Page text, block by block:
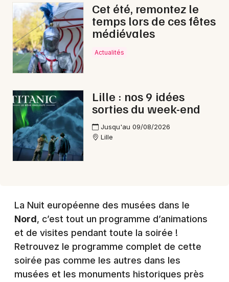
Choisir mes départements
Mon email
Cet été, remontez le
temps lors de ces fêtes
médiévales
Actualités
Lille : nos 9 idées
sorties du week-end
Jusqu'au 09/08/2026
Lille
La Nuit européenne des musées dans le
Nord, c’est tout un programme d’animations
et de visites pendant toute la soirée !
Retrouvez le programme complet de cette
soirée pas comme les autres dans les
musées et les monuments historiques près